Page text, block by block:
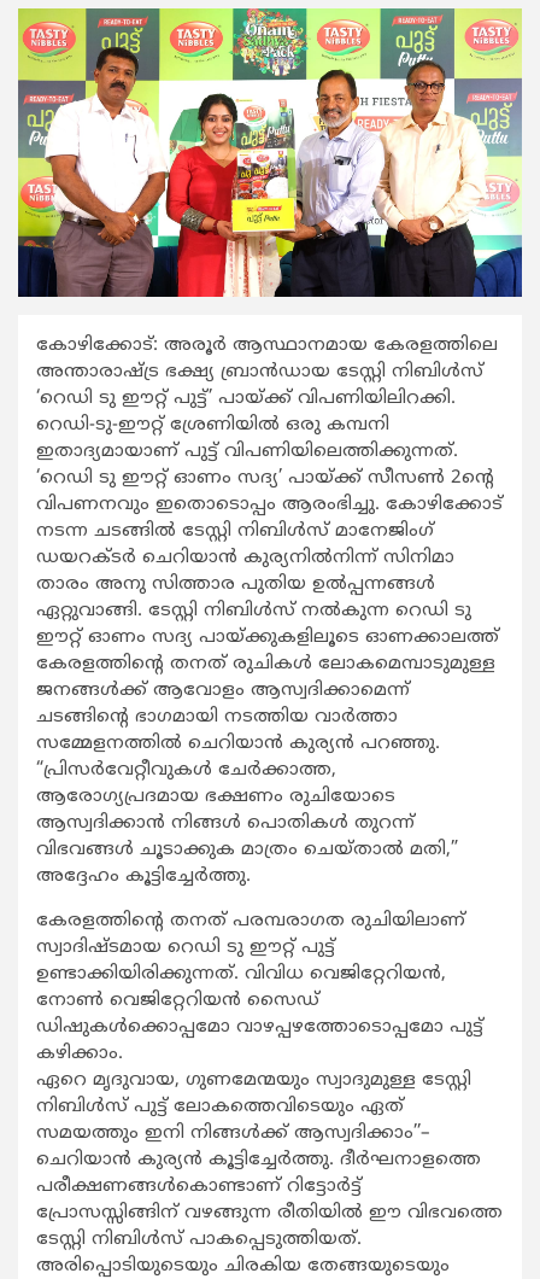
കോഴിക്കോട്: അരൂർ ആസ്ഥാനമായ കേരളത്തിലെ
അന്താരാഷ്ട്ര ഭക്ഷ്യ ബ്രാൻഡായ ടേസ്റ്റി നിബിൾസ്
‘റെഡി ടു ഈറ്റ് പുട്ട്’ പായ്ക്ക് വിപണിയിലിറക്കി.
റെഡി-ടു-ഈറ്റ് ശ്രേണിയിൽ ഒരു കമ്പനി
ഇതാദ്യമായാണ് പുട്ട് വിപണിയിലെത്തിക്കുന്നത്.
‘റെഡി ടു ഈറ്റ് ഓണം സദ്യ’ പായ്ക്ക് സീസൺ 2ന്റെ
വിപണനവും ഇതൊടൊപ്പം ആരംഭിച്ചു. കോഴിക്കോട്
നടന്ന ചടങ്ങിൽ ടേസ്റ്റി നിബിൾസ് മാനേജിംഗ്
ഡയറക്ടർ ചെറിയാൻ കുര്യനിൽനിന്ന് സിനിമാ
താരം അനു സിത്താര പുതിയ ഉൽപ്പന്നങ്ങൾ
ഏറ്റുവാങ്ങി. ടേസ്റ്റി നിബിൾസ് നൽകുന്ന റെഡി ടു
ഈറ്റ്‌ ഓണം സദ്യ പായ്ക്കുകളിലൂടെ ഓണക്കാലത്ത്
കേരളത്തിന്റെ തനത് രുചികൾ ലോകമെമ്പാടുമുള്ള
ജനങ്ങൾക്ക്‌ ആവോളം ആസ്വദിക്കാമെന്ന്
ചടങ്ങിന്റെ ഭാഗമായി നടത്തിയ വാർത്താ
സമ്മേളനത്തിൽ ചെറിയാൻ കുര്യൻ പറഞ്ഞു.
“പ്രിസർവേറ്റീവുകൾ ചേർക്കാത്ത,
ആരോഗ്യപ്രദമായ ഭക്ഷണം രുചിയോടെ
ആസ്വദിക്കാൻ നിങ്ങൾ പൊതികൾ തുറന്ന്
വിഭവങ്ങൾ ചൂടാക്കുക മാത്രം ചെയ്താൽ മതി,”
അദ്ദേഹം കൂട്ടിച്ചേർത്തു.
കേരളത്തിന്റെ തനത് പരമ്പരാഗത രുചിയിലാണ്
സ്വാദിഷ്ടമായ റെഡി ടു ഈറ്റ് പുട്ട്
ഉണ്ടാക്കിയിരിക്കുന്നത്. വിവിധ വെജിറ്റേറിയൻ,
നോൺ വെജിറ്റേറിയൻ സൈഡ്
ഡിഷുകൾക്കൊപ്പമോ വാഴപ്പഴത്തോടൊപ്പമോ പുട്ട്
കഴിക്കാം.
ഏറെ മൃദുവായ, ഗുണമേന്മയും സ്വാദുമുള്ള ടേസ്റ്റി
നിബിൾസ് പുട്ട് ലോകത്തെവിടെയും ഏത്
സമയത്തും ഇനി നിങ്ങൾക്ക് ആസ്വദിക്കാം’’–
ചെറിയാൻ കുര്യൻ കൂട്ടിച്ചേർത്തു. ദീർഘനാളത്തെ
പരീക്ഷണങ്ങൾകൊണ്ടാണ് റിട്ടോർട്ട്‌
പ്രോസസ്സിങ്ങിന് വഴങ്ങുന്ന രീതിയിൽ ഈ വിഭവത്തെ
ടേസ്റ്റി നിബിൾസ് പാകപ്പെടുത്തിയത്.
അരിപ്പൊടിയുടെയും ചിരകിയ തേങ്ങയുടെയും